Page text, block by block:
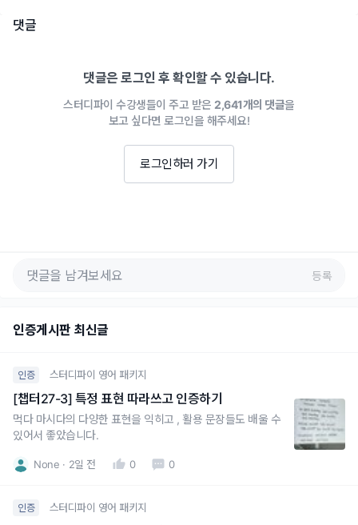
댓글
댓글은 로그인 후 확인할 수 있습니다.
스터디파이 수강생들이 주고 받은 2,641개의 댓글을
보고 싶다면 로그인을 해주세요!
로그인하러 가기
등록
인증게시판 최신글
인증 스터디파이 영어 패키지
[챕터27-3] 특정 표현 따라쓰고 인증하기
먹다 마시다의 다양한 표현을 익히고 , 활용 문장들도 배울 수
있어서 좋았습니다.
None 2일 전 0 0
인증 스터디파이 영어 패키지